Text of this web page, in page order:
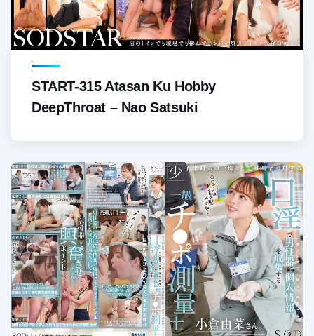
START-315 Atasan Ku Hobby
DeepThroat – Nao Satsuki